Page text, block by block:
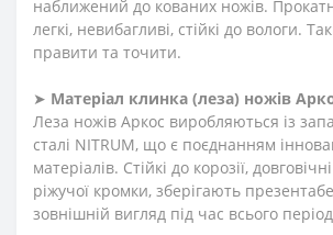
наближений до кованих ножів.
легкі, невибагливі, стійкі до вологи.
правити та точити.
➤ Матеріал клинка (леза) ножів
Леза ножів Аркос виробляються із
сталі NITRUM, що є поєднанням
матеріалів. Стійкі до корозії,
ріжучої кромки, зберігають
зовнішній вигляд під час всього